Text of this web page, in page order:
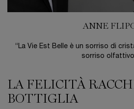
ANNE
“La Vie Est Belle è un sorriso di
sorriso
LA FELICITÀ RACCHIUSA IN UNA BOTTIGLIA
LA FELICITÀ
BOTTIGLIA